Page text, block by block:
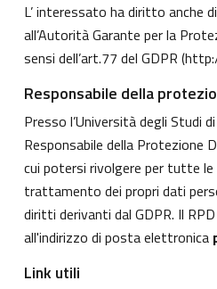
L’ interessato ha diritto anche
all’Autorità Garante per la
sensi dell’art.77 del GDPR (
Responsabile della
Presso l’Università degli Studi
Responsabile della Protezione
cui potersi rivolgere per tutte
trattamento dei propri dati
diritti derivanti dal GDPR. Il
all'indirizzo di posta elettronica
Link utili